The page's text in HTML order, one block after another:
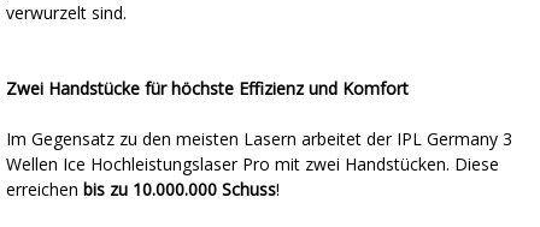
verwurzelt sind.
Zwei Handstücke für höchste Effizienz und Komfort
Im Gegensatz zu den meisten Lasern arbeitet der IPL Germany 3
Wellen Ice Hochleistungslaser Pro mit zwei Handstücken. Diese
erreichen bis zu 10.000.000 Schuss!